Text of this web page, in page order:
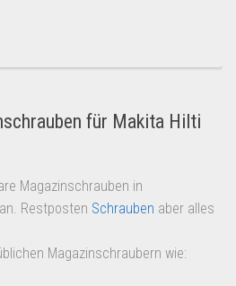
für Makita Hilti
Magazinschrauben in
Restposten Schrauben aber alles
Magazinschraubern wie: